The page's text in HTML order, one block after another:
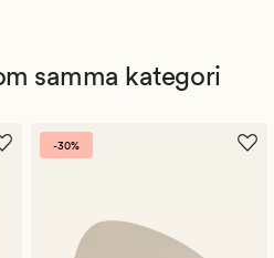
samma kategori
-30%